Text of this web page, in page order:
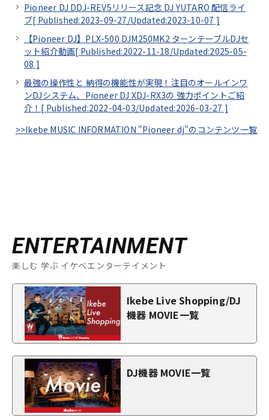
Pioneer DJ DDJ-REV5リリース記念 DJ YUTARO 配信ライ
ブ[ Published:2023-09-27/Updated:2023-10-07 ]
【Pioneer DJ】PLX-500 DJM250MK2 ターンテーブルDJセ
ット紹介動画[ Published:2022-11-18/Updated:2025-05-
08 ]
最強の操作性と 納得の機能性が実現！注目のオールインワ
ンDJシステム、Pioneer DJ XDJ-RX3の 強力ポイントご紹
介！[ Published:2022-04-03/Updated:2026-03-27 ]
>>Ikebe MUSIC INFORMATION "Pioneer dj"のコンテンツ一覧
ENTERTAINMENT
楽しむ 学ぶ イケベエンターテイメント
Ikebe Live Shopping/DJ
機器 MOVIE一覧
DJ機器 MOVIE一覧